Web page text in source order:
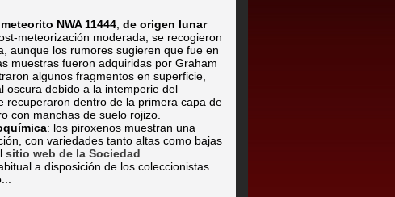
meteorito NWA 11444 de origen lunar
meteorización moderada, se recogieron
aunque los rumores sugieren que fue en
muestras fueron adquiridas por Graham
algunos fragmentos en superficie,
oscura debido a la intemperie del
recuperaron dentro de la primera capa de
con manchas de suelo rojizo.
: los piroxenos muestran una
con variedades tanto altas como bajas
sitio web de la Sociedad
a disposición de los coleccionistas.